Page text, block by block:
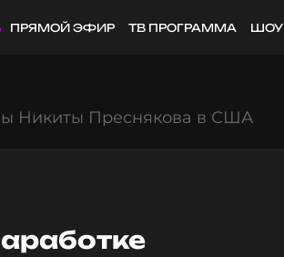
ПРЯМОЙ ЭФИР ТВ ПРОГРАММА ШОУ
Никиты Преснякова в США